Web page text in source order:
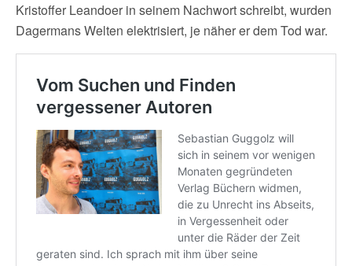
Kristoffer Leandoer in seinem Nachwort schreibt, wurden
Dagermans Welten elektrisiert, je näher er dem Tod war.